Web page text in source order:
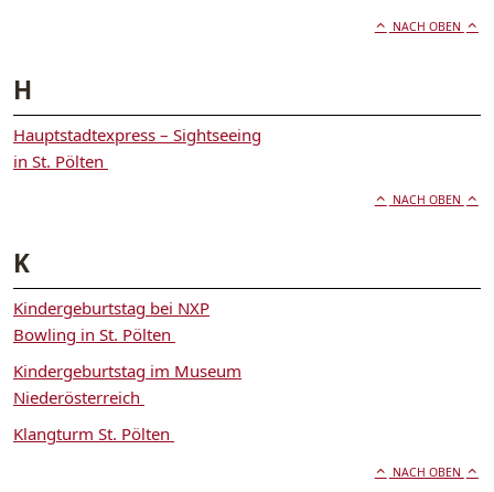
NACH OBEN
H
Hauptstadtexpress – Sightseeing
in St. Pölten
NACH OBEN
K
Kindergeburtstag bei NXP
Bowling in St. Pölten
Kindergeburtstag im Museum
Niederösterreich
Klangturm St. Pölten
NACH OBEN